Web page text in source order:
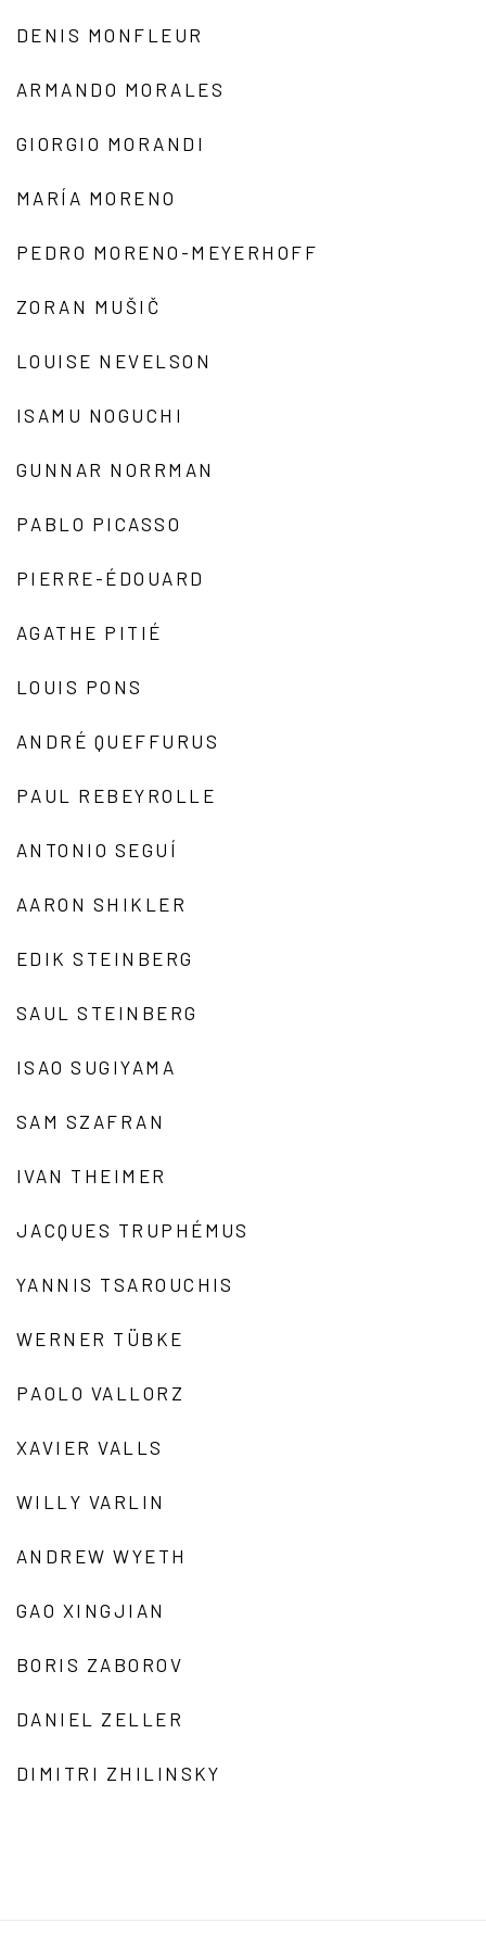
DENIS MONFLEUR
ARMANDO MORALES
GIORGIO MORANDI
MARÍA MORENO
PEDRO MORENO-MEYERHOFF
ZORAN MUŠIČ
LOUISE NEVELSON
ISAMU NOGUCHI
GUNNAR NORRMAN
PABLO PICASSO
PIERRE-ÉDOUARD
AGATHE PITIÉ
LOUIS PONS
ANDRÉ QUEFFURUS
PAUL REBEYROLLE
ANTONIO SEGUÍ
AARON SHIKLER
EDIK STEINBERG
SAUL STEINBERG
ISAO SUGIYAMA
SAM SZAFRAN
IVAN THEIMER
JACQUES TRUPHÉMUS
YANNIS TSAROUCHIS
WERNER TÜBKE
PAOLO VALLORZ
XAVIER VALLS
WILLY VARLIN
ANDREW WYETH
GAO XINGJIAN
BORIS ZABOROV
DANIEL ZELLER
DIMITRI ZHILINSKY